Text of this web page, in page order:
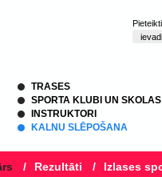
TRASES
SPORTA KLUBI UN SKOLAS
INSTRUKTORI
KALNU SLĒPOŠANA
/ Rezultāti / Izlases